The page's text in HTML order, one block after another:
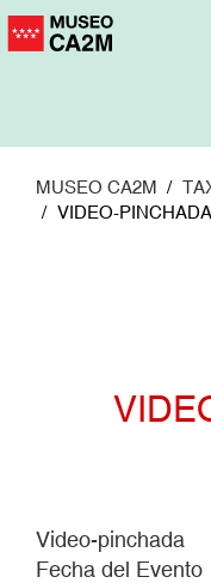
Pasar
MUSEO CA2M
VIDEO-PINCHADA
Video-pinchada
Fecha del Evento